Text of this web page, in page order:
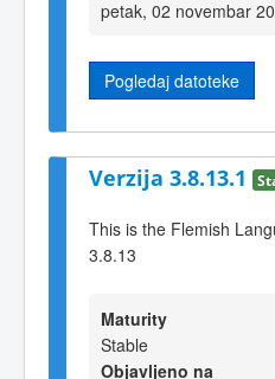
petak, 02 novembar
Pogledaj datoteke
Verzija 3.8.13.1
This is the Flemish
3.8.13
Maturity
Stable
Objavljeno na